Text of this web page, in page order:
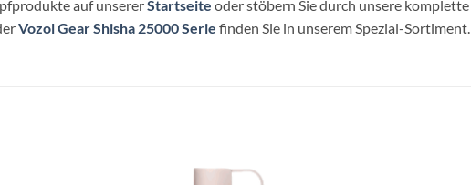
auf unsererStartseite oder stöbern Sie durch unsere komplette
Vozol Gear Shisha 25000 Serie finden Sie in unserem Spezial-Sortiment.